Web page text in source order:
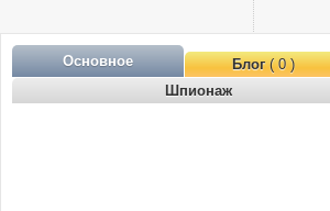
Основное Блог( 0 )
Шпионаж